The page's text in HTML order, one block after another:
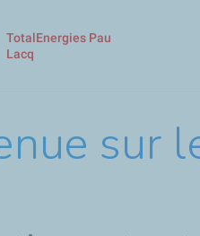
TotalEnergies Pau
Lacq
sur